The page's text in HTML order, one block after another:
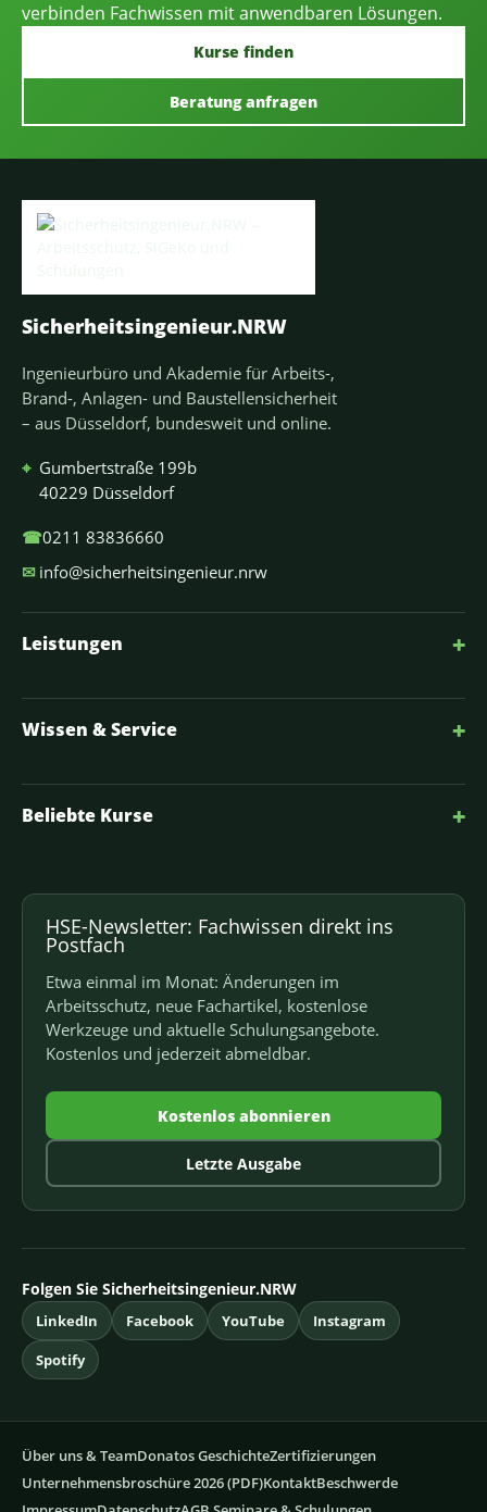
verbinden Fachwissen mit anwendbaren Lösungen.
Kurse finden
Beratung anfragen
Sicherheitsingenieur.NRW
Ingenieurbüro und Akademie für Arbeits-,
Brand-, Anlagen- und Baustellensicherheit
– aus Düsseldorf, bundesweit und online.
⌖ Gumbertstraße 199b
40229 Düsseldorf
☎0211 83836660
✉ info@sicherheitsingenieur.nrw
Leistungen +
Wissen & Service +
Beliebte Kurse +
HSE-Newsletter: Fachwissen direkt ins
Postfach
Etwa einmal im Monat: Änderungen im
Arbeitsschutz, neue Fachartikel, kostenlose
Werkzeuge und aktuelle Schulungsangebote.
Kostenlos und jederzeit abmeldbar.
Kostenlos abonnieren
Letzte Ausgabe
Folgen Sie Sicherheitsingenieur.NRW
LinkedIn Facebook YouTube
Instagram
Spotify
Über uns & TeamDonatos GeschichteZertifizierungen
Unternehmensbroschüre 2026 (PDF)KontaktBeschwerde